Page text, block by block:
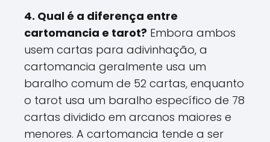
4. Qual é a diferença entre
cartomancia e tarot? Embora ambos
usem cartas para adivinhação, a
cartomancia geralmente usa um
baralho comum de 52 cartas, enquanto
o tarot usa um baralho específico de 78
cartas dividido em arcanos maiores e
menores. A cartomancia tende a ser